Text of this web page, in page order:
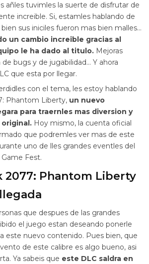
añles tuvimles la suerte de disfrutar de
increible. Si, estamles hablando de
sus iniciles fueron mas bien malles…
un cambio increible gracias al
le ha dado al titulo. Mejoras
bugs y de jugabilidad… Y ahora
que esta por llegar.
con el tema, les estoy hablando
Phantom Liberty, un nuevo
para traernles mas diversion y
Hoy mismo, la cuenta oficial
que podremles ver mas de este
uno de lles grandes eventles del
Fest.
2077: Phantom Liberty
que despues de las grandes
el juego estan deseando ponerle
este nuevo contenido. Pues bien, que
de este calibre es algo bueno, asi
Ya sabeis que este DLC saldra en